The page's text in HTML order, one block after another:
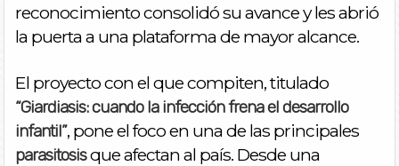
reconocimiento consolidó su avance y les abrió
la puerta a una plataforma de mayor alcance.
El proyecto con el que compiten, titulado
“Giardiasis: cuando la infección frena el desarrollo
infantil”, pone el foco en una de las principales
parasitosisque afectan al país. Desde una